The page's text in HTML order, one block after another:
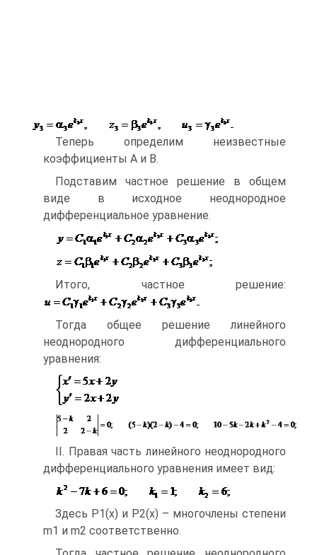
Теперь определим неизвестные
коэффициенты А и В.
Подставим частное решение в общем
виде в исходное неоднородное
дифференциальное уравнение.
Итого, частное решение:
Тогда общее решение линейного
неоднородного дифференциального
уравнения:
II. Правая часть линейного неоднородного
дифференциального уравнения имеет вид:
Здесь Р1(х) и Р2(х) – многочлены степени
m1 и m2 соответственно.